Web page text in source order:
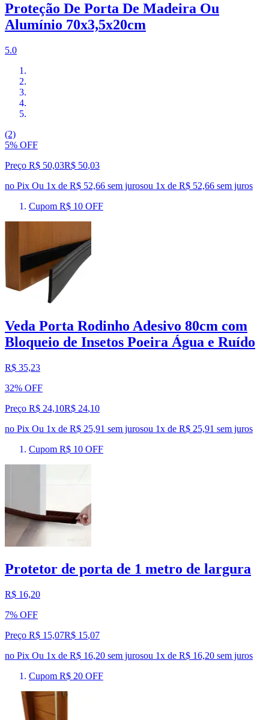
Proteção De Porta De Madeira Ou
Alumínio 70x3,5x20cm
5.0
(2)
5% OFF
Preço R$ 50,03R$ 50,03
no Pix Ou 1x de R$ 52,66 sem jurosou 1x de R$ 52,66 sem juros
Cupom R$ 10 OFF
Veda Porta Rodinho Adesivo 80cm com
Bloqueio de Insetos Poeira Água e Ruído
R$ 35,23
32% OFF
Preço R$ 24,10R$ 24,10
no Pix Ou 1x de R$ 25,91 sem jurosou 1x de R$ 25,91 sem juros
Cupom R$ 10 OFF
Protetor de porta de 1 metro de largura
R$ 16,20
7% OFF
Preço R$ 15,07R$ 15,07
no Pix Ou 1x de R$ 16,20 sem jurosou 1x de R$ 16,20 sem juros
Cupom R$ 20 OFF